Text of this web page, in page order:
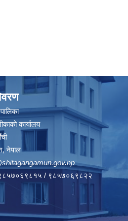
कार्यालय
नेपाल
९८५७०६९८१५ / ९८५७०६९८२२